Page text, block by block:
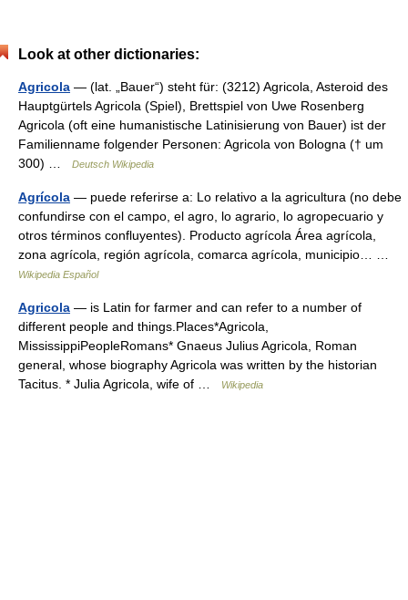
Look at other dictionaries:
Agricola — (lat. „Bauer“) steht für: (3212) Agricola, Asteroid des
Hauptgürtels Agricola (Spiel), Brettspiel von Uwe Rosenberg
Agricola (oft eine humanistische Latinisierung von Bauer) ist der
Familienname folgender Personen: Agricola von Bologna († um
300) …
Deutsch Wikipedia
Agrícola — puede referirse a: Lo relativo a la agricultura (no debe
confundirse con el campo, el agro, lo agrario, lo agropecuario y
otros términos confluyentes). Producto agrícola Área agrícola,
zona agrícola, región agrícola, comarca agrícola, municipio… …
Wikipedia Español
Agricola — is Latin for farmer and can refer to a number of
different people and things.Places*Agricola,
MississippiPeopleRomans* Gnaeus Julius Agricola, Roman
general, whose biography Agricola was written by the historian
Tacitus. * Julia Agricola, wife of …
Wikipedia